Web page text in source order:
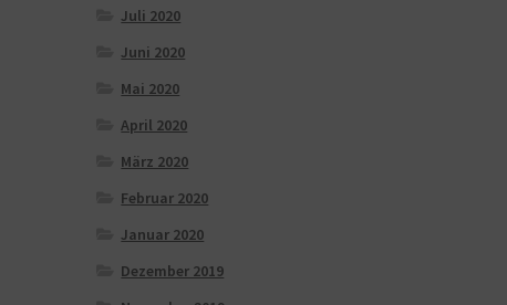
Juli 2020
Juni 2020
Mai 2020
April 2020
März 2020
Februar 2020
Januar 2020
Dezember 2019